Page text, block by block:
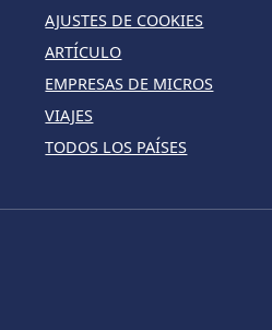
AJUSTES DE COOKIES
ARTÍCULO
EMPRESAS DE MICROS
VIAJES
TODOS LOS PAÍSES